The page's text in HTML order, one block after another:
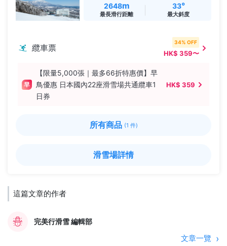
2648m
最長滑行距離
33°
最大斜度
纜車票
34% OFF
HK$ 359〜
【限量5,000張｜最多66折特惠價】早
鳥優惠 日本國內22座滑雪場共通纜車1
日券
HK$ 359
所有商品 (1 件)
滑雪場詳情
這篇文章的作者
完美行滑雪 編輯部
文章一覽